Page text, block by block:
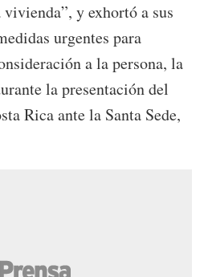
y exhortó a sus
urgentes para
a la persona, la
la presentación del
Rica ante la Santa Sede,